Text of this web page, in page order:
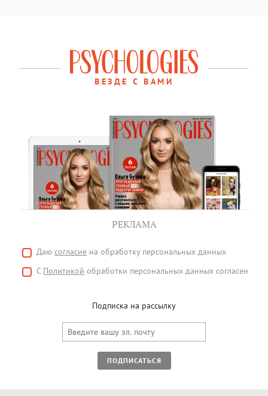
ВЕЗДЕ С ВАМИ
РЕКЛАМА
Даю согласие на обработку персональных данных
С Политикой обработки персональных данных согласен
Подписка на рассылку
ПОДПИСАТЬСЯ